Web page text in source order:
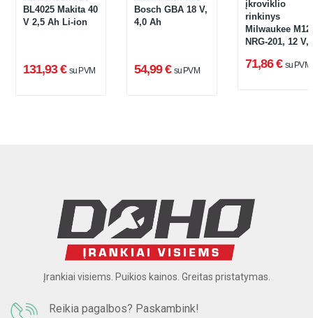
BL4025 Makita 40
V 2,5 Ah Li-ion
131,93 € su PVM
Bosch GBA 18 V,
4,0 Ah
54,99 € su PVM
įkroviklio
rinkinys
Milwaukee M12
NRG-201, 12 V,
71,86 € su PVM
Įrankiai visiems. Puikios kainos. Greitas pristatymas.
Reikia pagalbos? Paskambink!